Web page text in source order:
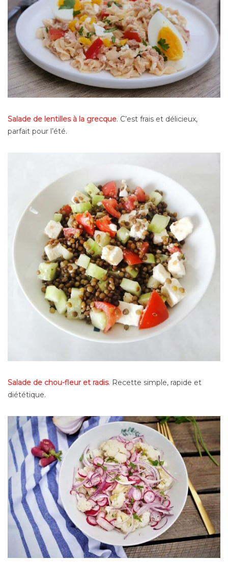
Salade de lentilles à la grecque. C’est frais et délicieux,
parfait pour l’été.
Salade de chou-fleur et radis. Recette simple, rapide et
diététique.